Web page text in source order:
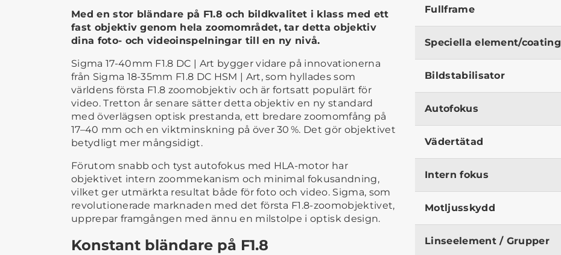
Med en stor bländare på F1.8 och bildkvalitet i klass med ett
fast objektiv genom hela zoomområdet, tar detta objektiv
dina foto- och videoinspelningar till en ny nivå.
Sigma 17-40mm F1.8 DC | Art bygger vidare på innovationerna
från Sigma 18-35mm F1.8 DC HSM | Art, som hyllades som
världens första F1.8 zoomobjektiv och är fortsatt populärt för
video. Tretton år senare sätter detta objektiv en ny standard
med överlägsen optisk prestanda, ett bredare zoomomfång på
17–40 mm och en viktminskning på över 30 %. Det gör objektivet
betydligt mer mångsidigt.
Förutom snabb och tyst autofokus med HLA-motor har
objektivet intern zoommekanism och minimal fokusandning,
vilket ger utmärkta resultat både för foto och video. Sigma, som
revolutionerade marknaden med det första F1.8-zoomobjektivet,
upprepar framgången med ännu en milstolpe i optisk design.
Konstant bländare på F1.8
Fullframe
Speciella element/coating
Bildstabilisator
Autofokus
Vädertätad
Intern fokus
Motljusskydd
Linseelement / Grupper